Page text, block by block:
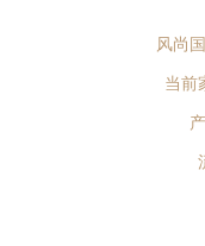
风尚
当前